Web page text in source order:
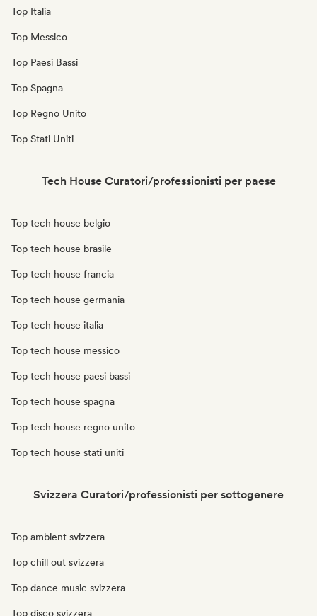
Top Italia
Top Messico
Top Paesi Bassi
Top Spagna
Top Regno Unito
Top Stati Uniti
Tech House Curatori/professionisti per paese
Top tech house belgio
Top tech house brasile
Top tech house francia
Top tech house germania
Top tech house italia
Top tech house messico
Top tech house paesi bassi
Top tech house spagna
Top tech house regno unito
Top tech house stati uniti
Svizzera Curatori/professionisti per sottogenere
Top ambient svizzera
Top chill out svizzera
Top dance music svizzera
Top disco svizzera